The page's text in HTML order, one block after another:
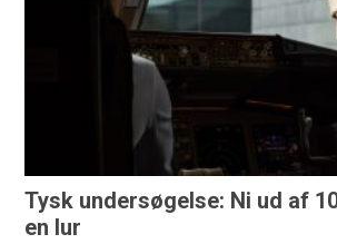
Tysk undersøgelse: Ni ud af
en lur